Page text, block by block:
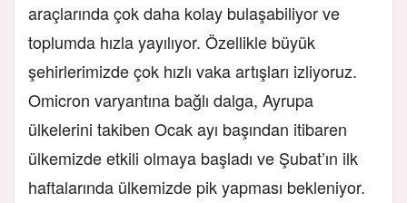
araçlarında çok daha kolay bulaşabiliyor ve
toplumda hızla yayılıyor. Özellikle büyük
şehirlerimizde çok hızlı vaka artışları izliyoruz.
Omicron varyantına bağlı dalga, Ayrupa
ülkelerini takiben Ocak ayı başından itibaren
ülkemizde etkili olmaya başladı ve Şubat’ın ilk
haftalarında ülkemizde pik yapması bekleniyor.